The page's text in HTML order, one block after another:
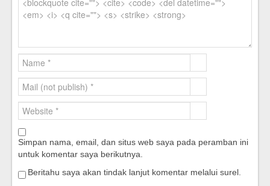
Simpan nama, email, dan situs web saya pada peramban ini
untuk komentar saya berikutnya.
Beritahu saya akan tindak lanjut komentar melalui surel.